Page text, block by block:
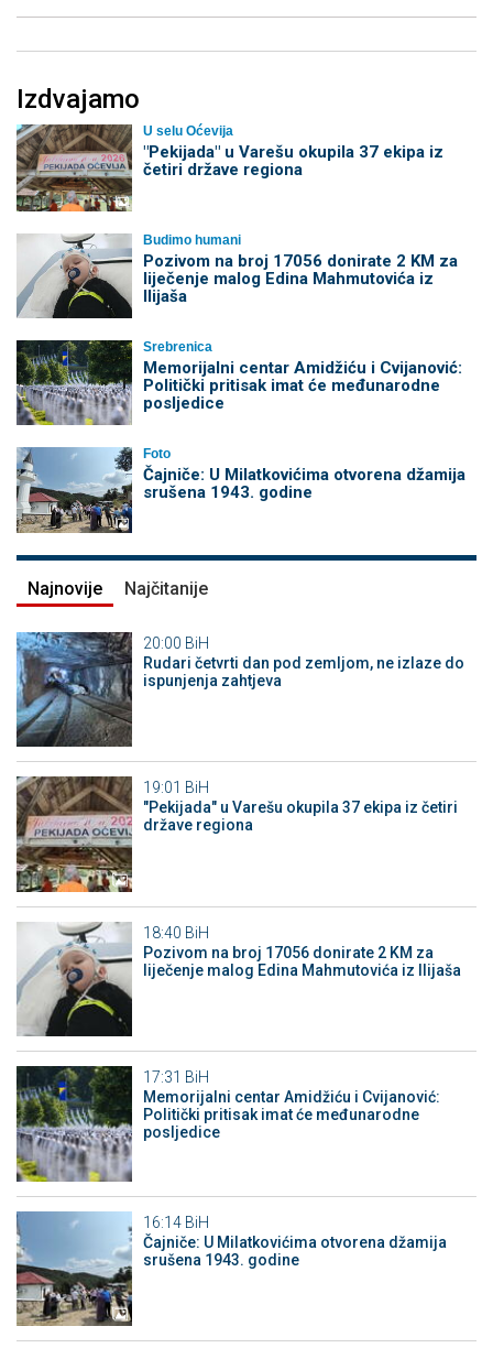
Izdvajamo
U selu Oćevija
"Pekijada" u Varešu okupila 37 ekipa iz
četiri države regiona
Budimo humani
Pozivom na broj 17056 donirate 2 KM za
liječenje malog Edina Mahmutovića iz
Ilijaša
Srebrenica
Memorijalni centar Amidžiću i Cvijanović:
Politički pritisak imat će međunarodne
posljedice
Foto
Čajniče: U Milatkovićima otvorena džamija
srušena 1943. godine
Najnovije Najčitanije
20:00 BiH
Rudari četvrti dan pod zemljom, ne izlaze do
ispunjenja zahtjeva
19:01 BiH
"Pekijada" u Varešu okupila 37 ekipa iz četiri
države regiona
18:40 BiH
Pozivom na broj 17056 donirate 2 KM za
liječenje malog Edina Mahmutovića iz Ilijaša
17:31 BiH
Memorijalni centar Amidžiću i Cvijanović:
Politički pritisak imat će međunarodne
posljedice
16:14 BiH
Čajniče: U Milatkovićima otvorena džamija
srušena 1943. godine